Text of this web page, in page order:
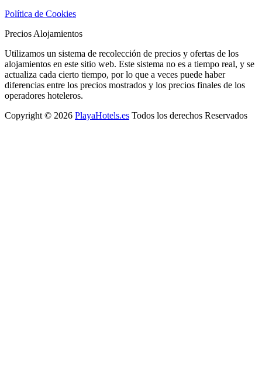
Política de Cookies
Precios Alojamientos
Utilizamos un sistema de recolección de precios y ofertas de los
alojamientos en este sitio web. Este sistema no es a tiempo real, y se
actualiza cada cierto tiempo, por lo que a veces puede haber
diferencias entre los precios mostrados y los precios finales de los
operadores hoteleros.
Copyright © 2026 PlayaHotels.es Todos los derechos Reservados